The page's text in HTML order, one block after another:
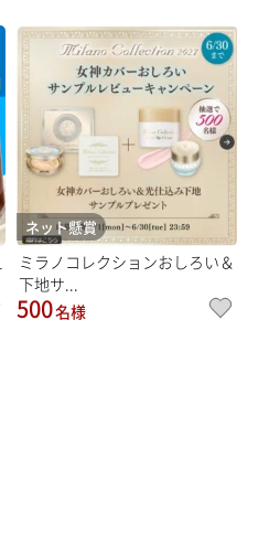
ネット懸賞
ミラノコレクションおしろい＆
下地サ...
500名様